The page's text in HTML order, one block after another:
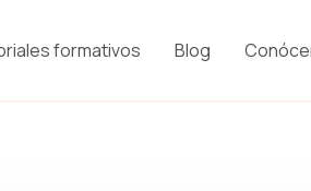
formativos Blog